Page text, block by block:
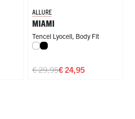
ALLURE
MIAMI
Tencel Lyocell, Body Fit
WitZwart
€ 24,95
€ 29,95